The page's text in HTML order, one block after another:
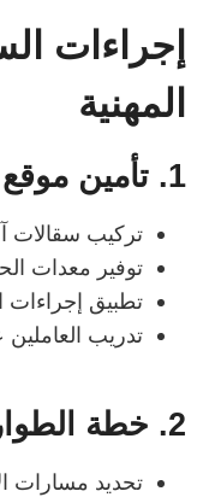
إجراءات
المهنية
1. تأمين موقع العمل
تركيب سقالات
توفير معدات
تطبيق إجراءات
تدريب
2. خطة الطوارئ
تحديد مسارات